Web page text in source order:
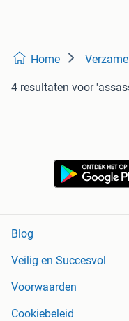
Home
4 resultaten voor
Blog
Veilig en Succesvol
Voorwaarden
Cookiebeleid